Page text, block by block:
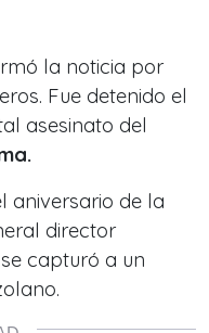
la noticia por
Fue detenido el
asesinato del
aniversario de la
director
capturó a un